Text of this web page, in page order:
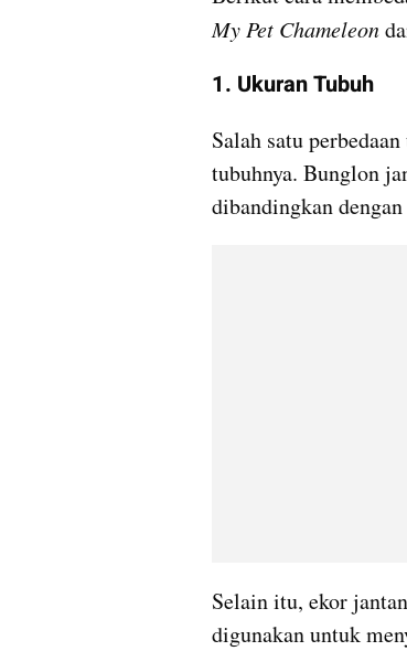
My Pet Chameleon
1. Ukuran Tubuh
Salah satu
tubuhnya. Bunglon
dibandingkan
Selain itu, ekor
digunakan untuk